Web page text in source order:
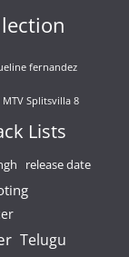
fernandez
MTV Splitsvilla 8
Lists
release date
Telugu